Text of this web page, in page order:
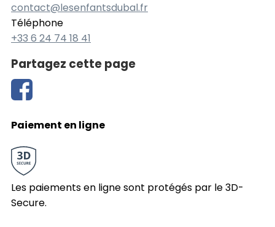
contact@lesenfantsdubal.fr
Téléphone
+33 6 24 74 18 41
Partagez cette page
Paiement en ligne
Les paiements en ligne sont protégés par le 3D-
Secure.